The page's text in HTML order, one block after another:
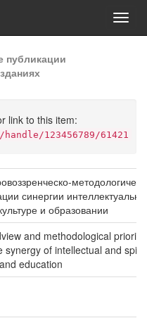
публикации
link to this item:
123456789/61421
синергии
и образовании
and methodological priority
synergy of intellectual and
education